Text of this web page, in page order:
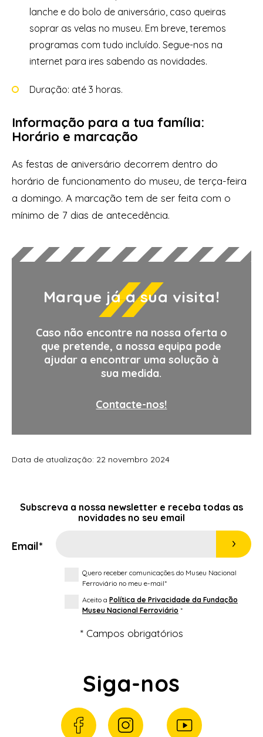
lanche e do bolo de aniversário, caso queiras
soprar as velas no museu. Em breve, teremos
programas com tudo incluído. Segue-nos na
internet para ires sabendo as novidades.
Duração: até 3 horas.
Informação para a tua família:
Horário e marcação
As festas de aniversário decorrem dentro do
horário de funcionamento do museu, de terça-feira
a domingo. A marcação tem de ser feita com o
mínimo de 7 dias de antecedência.
Marque já a sua visita!
Caso não encontre na nossa oferta o
que pretende, a nossa equipa pode
ajudar a encontrar uma solução à
sua medida.
Contacte-nos!
Data de atualização: 22 novembro 2024
Subscreva a nossa newsletter e receba todas as
novidades no seu email
Email*
Quero receber comunicações do Museu Nacional
Ferroviário no meu e-mail*
Aceito a Política de Privacidade da Fundação
Museu Nacional Ferroviário *
* Campos obrigatórios
Siga-nos